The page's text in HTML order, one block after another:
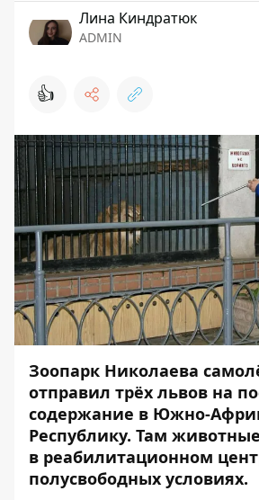
Лина Киндратюк
ADMIN
👍
Зоопарк Николаева
отправил трёх львов на
содержание в Южно-
Республику. Там
в реабилитационном
полусвободных условиях.